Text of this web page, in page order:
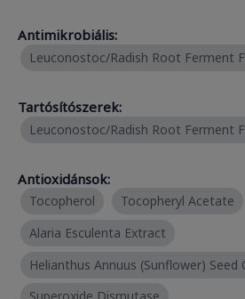
Antimikrobiális:
Leuconostoc/Radish Root Ferment
Tartósítószerek:
Leuconostoc/Radish Root Ferment
Antioxidánsok:
Tocopherol
Tocopheryl Acetate
Alaria Esculenta Extract
Helianthus Annuus (Sunflower) Seed